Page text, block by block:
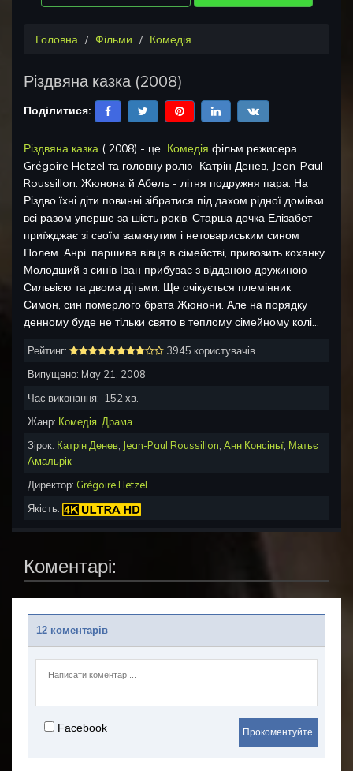
Головна Фільми Комедія
Різдвяна казка (2008)
Поділитися:
Різдвяна казка ( 2008) - це Комедія фільм режисера
Grégoire Hetzel та головну ролю Катрін Денев, Jean-Paul
Roussillon. Жюнона й Абель - літня подружня пара. На
Різдво їхні діти повинні зібратися під дахом рідної домівки
всі разом уперше за шість років. Старша дочка Елізабет
приїжджає зі своїм замкнутим і нетовариським сином
Полем. Анрі, паршива вівця в сімействі, привозить коханку.
Молодший з синів Іван прибуває з відданою дружиною
Сильвією та двома дітьми. Ще очікується племінник
Симон, син померлого брата Жюнони. Але на порядку
денному буде не тільки свято в теплому сімейному колі...
Рейтинг:
3945 користувачів
Випущено: May 21, 2008
Час виконання: 152 хв.
Жанр: Комедія Драма
Зірок: Катрін Денев Jean-Paul Roussillon Анн Консіньї Матьє
Амальрік
Директор: Grégoire Hetzel
Якість:
Коментарі:
12 коментарів
Facebook Прокоментуйте